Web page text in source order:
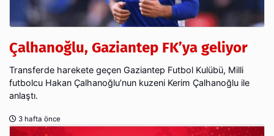
Çalhanoğlu, Gaziantep FK’ya geliyor
Transferde harekete geçen Gaziantep Futbol Kulübü, Milli
futbolcu Hakan Çalhanoğlu’nun kuzeni Kerim Çalhanoğlu ile
anlaştı.
3 hafta önce